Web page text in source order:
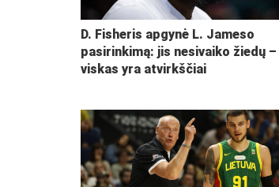
D. Fisheris apgynė L. Jameso
pasirinkimą: jis nesivaiko žiedų –
viskas yra atvirkščiai